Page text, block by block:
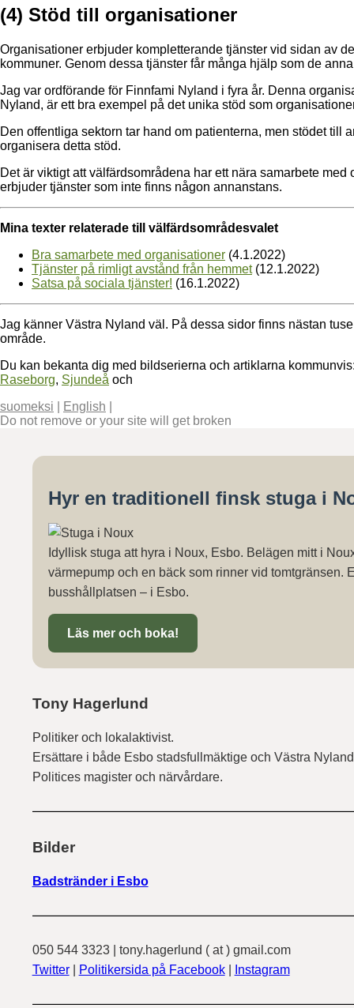
(4) Stöd till organisationer
Organisationer erbjuder kompletterande tjänster vid sidan av
kommuner. Genom dessa tjänster får många hjälp som de
Jag var ordförande för Finnfami Nyland i fyra år. Denna
Nyland, är ett bra exempel på det unika stöd som
Den offentliga sektorn tar hand om patienterna, men stödet
organisera detta stöd.
Det är viktigt att välfärdsområdena har ett nära samarbete
erbjuder tjänster som inte finns någon annanstans.
Mina texter relaterade till välfärdsområdesvalet
Bra samarbete med organisationer (4.1.2022)
Tjänster på rimligt avstånd från hemmet(12.1.2022)
Satsa på sociala tjänster! (16.1.2022)
Jag känner Västra Nyland väl. På dessa sidor finns nästan
område.
Du kan bekanta dig med bildserierna och artiklarna
Raseborg, Sjundeå och
suomeksi
English
Do not remove or your site will get broken
Hyr en traditionell finsk stuga i
Idyllisk stuga att hyra i Noux, Esbo. Belägen mitt i
värmepump och en bäck som rinner vid tomtgränsen.
busshållplatsen – i Esbo.
Läs mer och boka!
Tony Hagerlund
Politiker och lokalaktivist.
Ersättare i både Esbo stadsfullmäktige och Västra
Politices magister och närvårdare.
Bilder
Badstränder i Esbo
050 544 3323 | tony.hagerlund ( at ) gmail.com
Twitter| Politikersida på Facebook| Instagram